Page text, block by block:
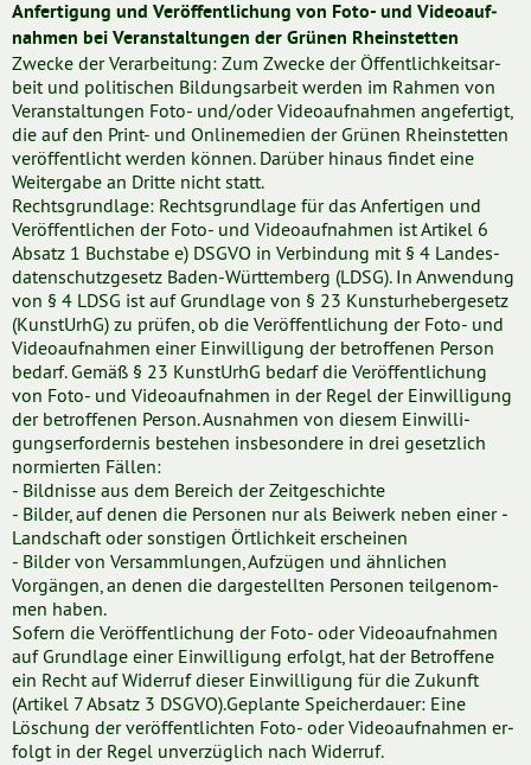
Anfer­ti­gung und Veröf­fent­li­chung von Foto- und Vi­deo­auf­
nah­men bei Veran­stal­tun­gen der Grünen Rheinstetten
Zwecke der Verar­bei­tung: Zum Zwecke der Öffent­lich­keits­ar­
beit und politischen Bildungsarbeit werden im Rahmen ­von
Veran­stal­tun­gen Foto- und/oder Video­auf­nah­men an­ge­fer­tigt,
die auf den Print- und Online­me­dien der Grünen Rheinstetten
veröf­fent­licht werden können. Darüber hinaus findet eine
Weitergabe an Dritte nicht statt.
Rechts­grund­la­ge: Rechts­grund­lage für das Anfertigen und
Veröf­fent­li­chen der Foto- und Video­auf­nah­men ist Artikel 6
Absatz 1 Buchstabe e) DSGVO in Ver­bin­dung mit § 4 Landes­
da­ten­schutz­ge­setz Baden-Württem­ber­g (LDSG). In Anwendung
von § 4 LDSG ist auf Grundlage von § 23 Kunst­ur­he­ber­ge­setz
(Kunst­Ur­hG) zu prüfen, ob die Ver­öf­fent­li­chung der Foto- und
Video­auf­nah­men einer Einwil­li­gung ­der betrof­fe­nen Person
bedarf. Gemäß § 23 KunstUrhG bedarf die Veröf­fent­li­chung
von Foto- und Vi­deo­auf­nah­men in der Regel der Einwil­li­gung
der betrof­fe­nen ­Per­son. Ausnahmen von diesem Einwil­li­
gungs­er­for­der­nis beste­hen ins­be­son­dere in drei gesetzlich
normierten Fällen:
- Bildnisse aus dem Bereich der Zeitge­schichte
- Bilder, auf denen die Personen nur als Beiwerk neben einer ­
Land­schaft oder sonstigen Örtlich­keit erscheinen
- Bilder von Versamm­lun­gen, Aufzügen und ähnlichen
Vorgängen, an denen die darge­stell­ten Personen teilge­nom­
men haben.
Sofern die Veröf­fent­li­chung der Foto- oder Video­auf­nah­men
auf Grund­lage einer Einwil­li­gung erfolgt, hat der Betroffene
ein Recht auf Widerruf dieser Einwil­li­gung für die Zukunft
(Artikel 7 Absatz 3 DSGVO).Geplante Speicher­dau­er: Eine
Löschung der veröf­fent­lich­ten Foto- oder Video­auf­nah­men er­
folgt in der Regel unver­züg­lich nach Widerruf.